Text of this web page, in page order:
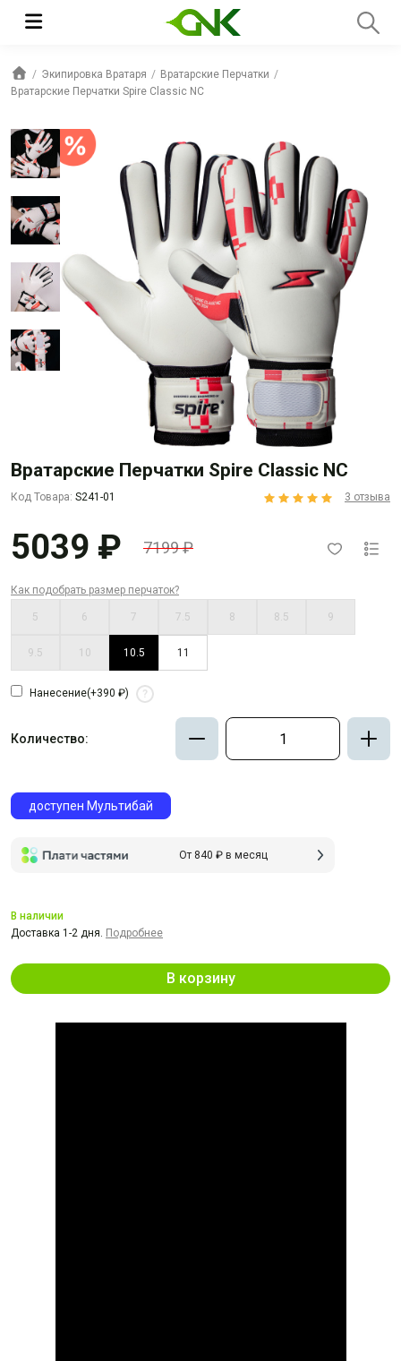
Экипировка Вратаря
Вратарские Перчатки
Вратарские Перчатки Spire Classic NC
Вратарские Перчатки Spire Classic NC
Код Товара: S241-01 3 отзыва
5039 ₽ 7199 ₽
Как подобрать размер перчаток?
5 6 7 7.5 8 8.5 9
9.5 10 10.5 11
Нанесение(+390 ₽) ?
Количество:
доступен Мультибай
От 840 ₽ в месяц
В корзину
В наличии
Доставка 1-2 дня. Подробнее